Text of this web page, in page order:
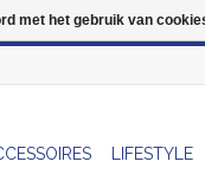
LIFESTYLE
met het gebruik van
Wij zijn uitzonderlijk